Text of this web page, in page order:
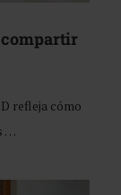
refleja cómo
…